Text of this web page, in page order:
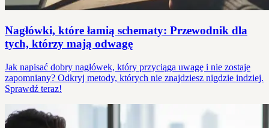
Nagłówki, które łamią schematy: Przewodnik dla
tych, którzy mają odwagę
Jak napisać dobry nagłówek, który przyciąga uwagę i nie zostaje
zapomniany? Odkryj metody, których nie znajdziesz nigdzie indziej.
Sprawdź teraz!